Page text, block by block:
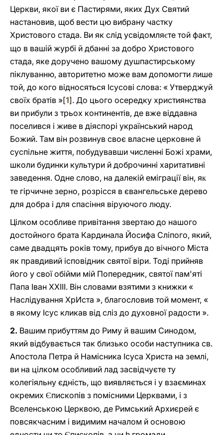
Церкви, якої ви є Пастирями, яких Дух Святий
настановив, щоб вести цю вибрану частку
Христового стада. Ви як слід усвідомляєте той факт,
що в вашій журбі й дбанні за добро Христового
стада, яке доручено вашому душпастирському
піклуванню, авторитетно може вам допомогти лише
той, до кого відносяться Ісусові слова: « Утверджуй
своїх братів »[1]. До цього осередку християнства
ви прибули з трьох континентів, де вже віддавна
поселився і живе в діяспорі український народ
Божий. Там він розвинув своє власне церковне й
суспільне життя, побудувавши численні Божі храми,
школи будинки культури й доброчинні харитативні
заведення. Одне слово, на далекій еміграції він, як
те гірчичне зерно, розрісся в євангельське дерево
для добра і для спасіння віруючого люду.
Цілком особливе привітання звертаю до нашого
достойного брата Кардинала Йосифа Сліпого, який,
саме двадцять років тому, прибув до вічного Міста
як правдивий ісповідник святої віри. Тоді прийняв
його у свої обійми мій Попередник, святої пам'яті
Папа Іван ХХІІІ. Він словами взятими з книжки «
Наслідування ХрИста », благословив той момент, «
в якому Ісус кликав від сліз до духовної радости ».
2. Вашим прибуттям до Риму й вашим Синодом,
який відбувається так близько особи наступника св.
Апостола Петра й Намісника Ісуса Христа на землі,
ви на цілком особливий лад засвідчуєте ту
колегіяльну єдність, що виявляється і у взаєминах
окремих Єпископів з помісними Церквами, і з
Вселенською Церквою, де Римський Архиєрей є
повсякчасним і видимим началом й основою